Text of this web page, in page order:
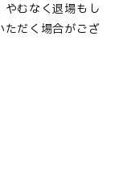
むなく退場もし
ただく場合がござ